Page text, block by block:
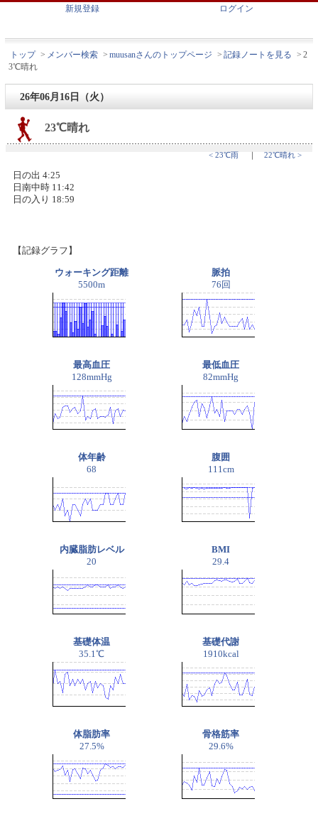
新規登録 ログイン
トップ > メンバー検索 > muusanさんのトップページ > 記録ノートを見る > 2
3℃晴れ
26年06月16日（火）
23℃晴れ
< 23℃雨 ｜ 22℃晴れ >
日の出 4:25
日南中時 11:42
日の入り 18:59
【記録グラフ】
ウォーキング距離
5500m
脈拍
76回
最高血圧
128mmHg
最低血圧
82mmHg
体年齢
68
腹囲
111cm
内臓脂肪レベル
20
BMI
29.4
基礎体温
35.1℃
基礎代謝
1910kcal
体脂肪率
27.5%
骨格筋率
29.6%